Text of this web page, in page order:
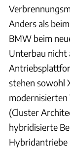
Anders als
BMW beim
Unterbau nicht
stehen sowohl
(Cluster
hybridisierte
Hybridantriebe